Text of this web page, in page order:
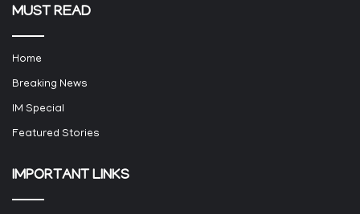
MUST READ
Home
Breaking News
IM Special
Featured Stories
IMPORTANT LINKS